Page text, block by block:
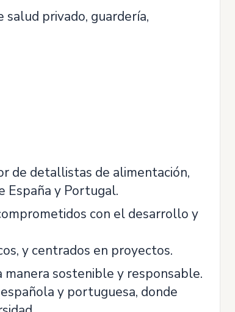
privado, guardería,
de detallistas de alimentación,
España y Portugal.
con el desarrollo y
y centrados en proyectos.
manera sostenible y responsable.
y portuguesa, donde